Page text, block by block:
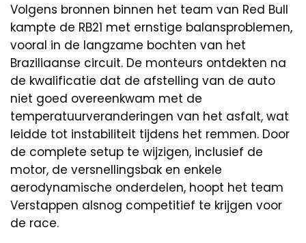
Volgens bronnen binnen het team van Red Bull
kampte de RB21 met ernstige balansproblemen,
vooral in de langzame bochten van het
Braziliaanse circuit. De monteurs ontdekten na
de kwalificatie dat de afstelling van de auto
niet goed overeenkwam met de
temperatuurveranderingen van het asfalt, wat
leidde tot instabiliteit tijdens het remmen. Door
de complete setup te wijzigen, inclusief de
motor, de versnellingsbak en enkele
aerodynamische onderdelen, hoopt het team
Verstappen alsnog competitief te krijgen voor
de race.